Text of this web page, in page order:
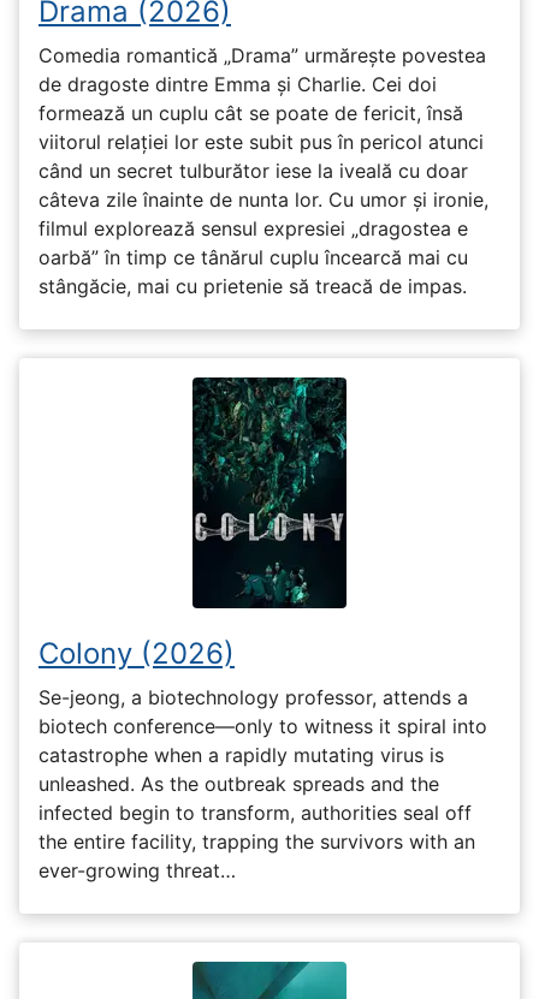
Drama (2026)
Comedia romantică „Drama” urmărește povestea
de dragoste dintre Emma și Charlie. Cei doi
formează un cuplu cât se poate de fericit, însă
viitorul relației lor este subit pus în pericol atunci
când un secret tulburător iese la iveală cu doar
câteva zile înainte de nunta lor. Cu umor și ironie,
filmul explorează sensul expresiei „dragostea e
oarbă” în timp ce tânărul cuplu încearcă mai cu
stângăcie, mai cu prietenie să treacă de impas.
Colony (2026)
Se-jeong, a biotechnology professor, attends a
biotech conference—only to witness it spiral into
catastrophe when a rapidly mutating virus is
unleashed. As the outbreak spreads and the
infected begin to transform, authorities seal off
the entire facility, trapping the survivors with an
ever-growing threat…